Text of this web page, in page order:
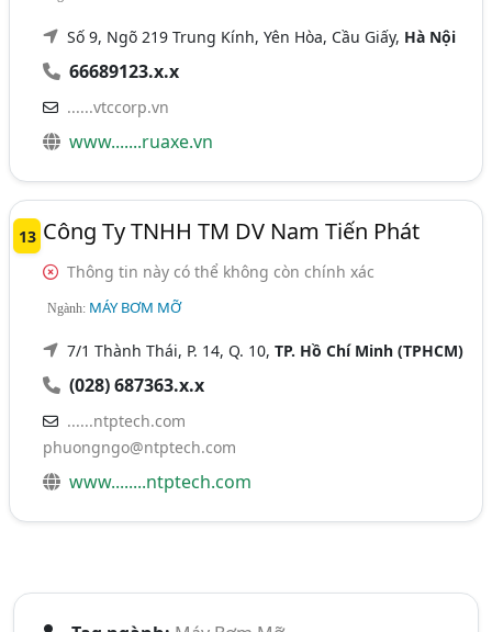
Số 9, Ngõ 219 Trung Kính, Yên Hòa, Cầu Giấy, Hà Nội
66689123.x.x
......vtccorp.vn
www.......ruaxe.vn
13 Công Ty TNHH TM DV Nam Tiến Phát
Thông tin này có thể không còn chính xác
Ngành: MÁY BƠM MỠ
7/1 Thành Thái, P. 14, Q. 10,TP. Hồ Chí Minh (TPHCM)
(028) 687363.x.x
......ntptech.com
phuongngo@ntptech.com
www........ntptech.com